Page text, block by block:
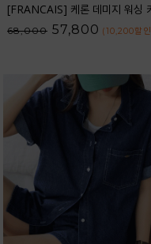
68,000 57,800 (10,200할인